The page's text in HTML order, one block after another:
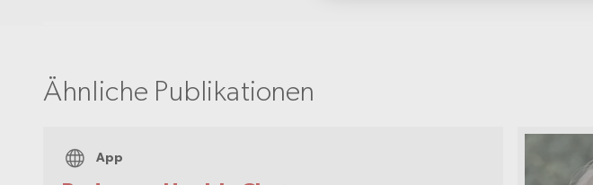
Ähnliche Publikationen
App